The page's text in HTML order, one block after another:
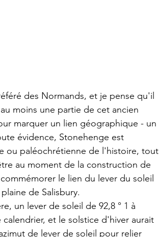
des Normands, et je pense qu'il
moins une partie de cet ancien
marquer un lien géographique - un
évidence, Stonehenge est
ou paléochrétienne de l'histoire, tout
au moment de la construction de
le lien du lever du soleil
de Salisbury.
un lever de soleil de 92,8 ° 1 à
et le solstice d'hiver aurait
de lever de soleil pour relier